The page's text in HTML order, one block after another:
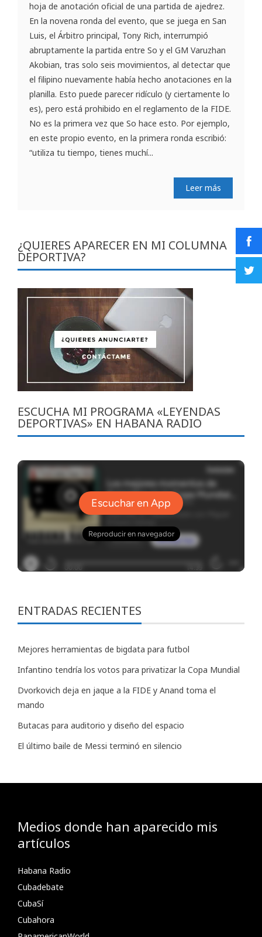
hoja de anotación oficial de una partida de ajedrez.
En la novena ronda del evento, que se juega en San
Luis, el Árbitro principal, Tony Rich, interrumpió
abruptamente la partida entre So y el GM Varuzhan
Akobian, tras solo seis movimientos, al detectar que
el filipino nuevamente había hecho anotaciones en la
planilla. Esto puede parecer ridículo (y ciertamente lo
es), pero está prohibido en el reglamento de la FIDE.
No es la primera vez que So hace esto. Por ejemplo,
en este propio evento, en la primera ronda escribió:
“utiliza tu tiempo, tienes muchí...
Leer más
¿QUIERES APARECER EN MI COLUMNA
DEPORTIVA?
ESCUCHA MI PROGRAMA «LEYENDAS
DEPORTIVAS» EN HABANA RADIO
ENTRADAS RECIENTES
Mejores herramientas de bigdata para futbol
Infantino tendría los votos para privatizar la Copa Mundial
Dvorkovich deja en jaque a la FIDE y Anand toma el
mando
Butacas para auditorio y diseño del espacio
El último baile de Messi terminó en silencio
Medios donde han aparecido mis
artículos
Habana Radio
Cubadebate
CubaSí
Cubahora